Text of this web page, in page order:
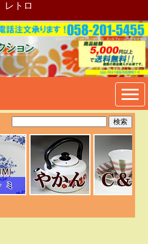
レトロ
ップ食器生活雑
フリマート